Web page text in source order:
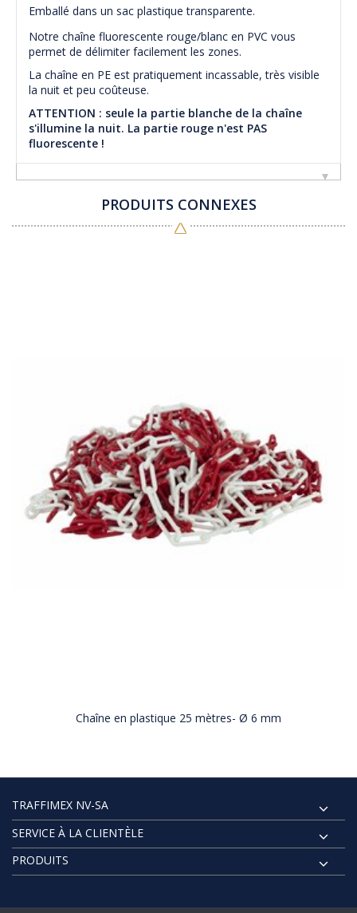
Emballé dans un sac plastique transparente.
Notre chaîne fluorescente rouge/blanc en PVC vous
permet de délimiter facilement les zones.
La chaîne en PE est pratiquement incassable, très visible
la nuit et peu coûteuse.
ATTENTION : seule la partie blanche de la chaîne
s'illumine la nuit. La partie rouge n'est PAS
fluorescente !
PRODUITS CONNEXES
Chaîne en plastique 25 mètres- Ø 6 mm
TRAFFIMEX NV-SA
SERVICE À LA CLIENTÈLE
PRODUITS